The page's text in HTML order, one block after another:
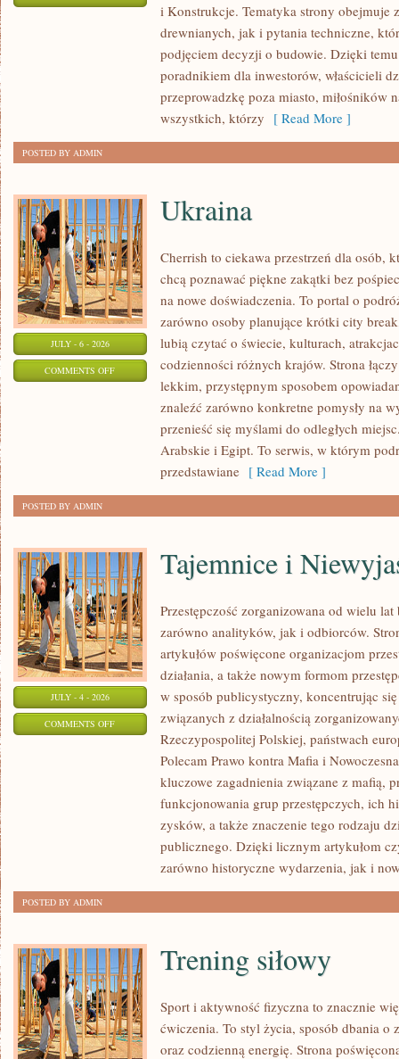
FINANSOWANIE
i Konstrukcje. Tematyka strony obejmuje
drewnianych, jak i pytania techniczne,
podjęciem decyzji o budowie. Dzięki
poradnikiem dla inwestorów, właścicieli
przeprowadzkę poza miasto, miłośników
wszystkich, którzy [ Read More ]
POSTED BY ADMIN
JULY - 6 - 2026
COMMENTS OFFON
Ukraina
Cherrish to ciekawa przestrzeń dla osób,
chcą poznawać piękne zakątki bez
na nowe doświadczenia. To portal o
zarówno osoby planujące krótki city
lubią czytać o świecie, kulturach,
codzienności różnych krajów. Strona
lekkim, przystępnym sposobem
znaleźć zarówno konkretne pomysły na
przenieść się myślami do odległych
Arabskie i Egipt. To serwis, w którym
przedstawiane [ Read More ]
POSTED BY ADMIN
JULY - 4 - 2026
COMMENTS OFFON
TAJEMNICE
NIEWYJAŚNIONE
Tajemnice i
Przestępczość zorganizowana od wielu
zarówno analityków, jak i odbiorców.
artykułów poświęcone organizacjom
działania, a także nowym formom
w sposób publicystyczny, koncentrując
związanych z działalnością
Rzeczypospolitej Polskiej, państwach
Polecam Prawo kontra Mafia i
kluczowe zagadnienia związane z mafią,
funkcjonowania grup przestępczych, ich
zysków, a także znaczenie tego rodzaju
publicznego. Dzięki licznym artykułom
zarówno historyczne wydarzenia, jak i
POSTED BY ADMIN
Trening siłowy
Sport i aktywność fizyczna to znacznie
ćwiczenia. To styl życia, sposób dbania o
oraz codzienną energię. Strona